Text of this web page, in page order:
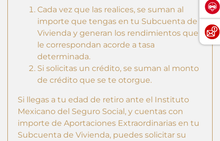
Cada vez que las realices, se suman al
importe que tengas en tu Subcuenta de
Vivienda y generan los rendimientos que
le correspondan acorde a tasa
determinada.
Si solicitas un crédito, se suman al monto
de crédito que se te otorgue.
Si llegas a tu edad de retiro ante el Instituto
Mexicano del Seguro Social, y cuentas con
importe de Aportaciones Extraordinarias en tu
Subcuenta de Vivienda, puedes solicitar su